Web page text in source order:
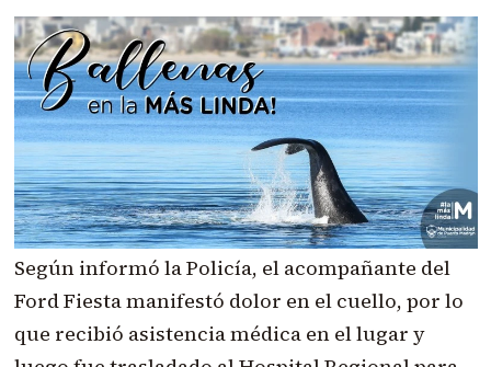
Según informó la Policía, el acompañante del
Ford Fiesta manifestó dolor en el cuello, por lo
que recibió asistencia médica en el lugar y